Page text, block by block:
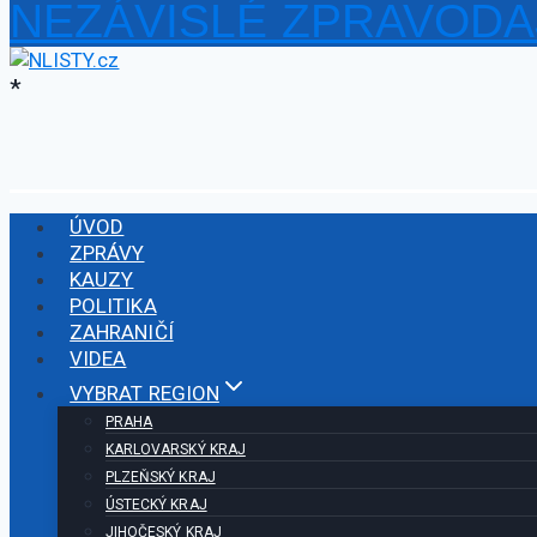
Přeskočit
na
obsah
NEZÁVISLÉ
*
ÚVOD
ZPRÁVY
KAUZY
POLITIKA
ZAHRANIČÍ
VIDEA
VYBRAT REGION
PRAHA
KARLOVARSKÝ KRAJ
PLZEŇSKÝ KRAJ
ÚSTECKÝ KRAJ
JIHOČESKÝ KRAJ